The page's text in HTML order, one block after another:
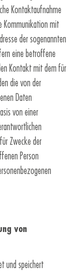
Kontaktaufnahme
Kommunikation mit
der sogenannten
eine betroffene
Kontakt mit dem für
die von der
Daten
von einer
Zwecke der
Person
von
und speichert